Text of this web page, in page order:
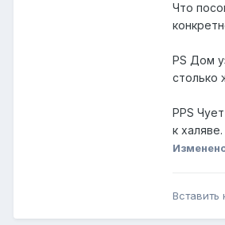
Что
PS Дом
столько
PPS
к халяве.
Вставить